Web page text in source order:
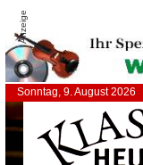
Anzeige
Sonntag, 9. August 2026